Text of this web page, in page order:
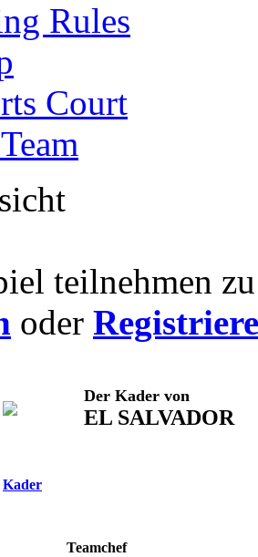
Rules
Court
teilnehmen
oder
Der Kader von
EL SALVADOR
Kader
Teamchef